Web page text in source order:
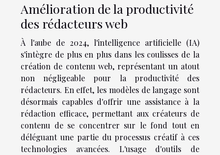
Amélioration de la productivité
des rédacteurs web
À l'aube de 2024, l'intelligence artificielle (IA)
s'intègre de plus en plus dans les coulisses de la
création de contenu web, représentant un atout
non négligeable pour la productivité des
rédacteurs. En effet, les modèles de langage sont
désormais capables d'offrir une assistance à la
rédaction efficace, permettant aux créateurs de
contenu de se concentrer sur le fond tout en
déléguant une partie du processus créatif à ces
technologies avancées. L'usage d'outils de